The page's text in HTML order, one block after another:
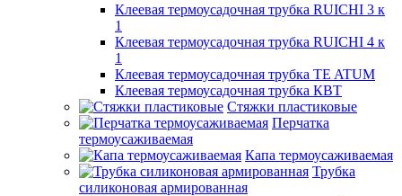
Клеевая термоусадочная трубка RUICHI 3 к
1
Клеевая термоусадочная трубка RUICHI 4 к
1
Клеевая термоусадочная трубка TE ATUM
Клеевая термоусадочная трубка КВТ
Стяжки пластиковые
Перчатка
термоусаживаемая
Капа термоусаживаемая
Трубка
силиконовая армированная